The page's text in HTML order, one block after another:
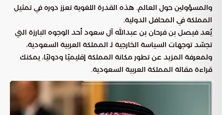
والمسؤولين حول العالم. هذه القدرة اللغوية تعزز دوره في تمثيل
المملكة في المحافل الدولية.
يُعد فيصل بن فرحان بن عبدالله آل سعود أحد الوجوه البارزة التي
تجسّد توجهات السياسة الخارجية لـ المملكة العربية السعودية،
ولمعرفة المزيد عن تطور مكانة المملكة إقليميًا ودوليًا، يمكنك
قراءة مقالة المملكة العربية السعودية.